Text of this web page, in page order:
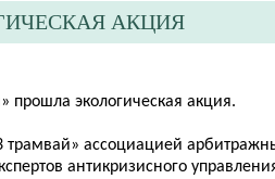
АКЦИЯ
прошла экологическая акция.
трамвай» ассоциацией
антикризисного